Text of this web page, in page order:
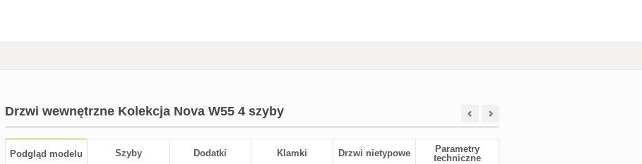
Drzwi wewnętrzne Kolekcja Nova W55 4 szyby
Podgląd modelu Szyby Dodatki Klamki Drzwi nietypowe
Parametry
techniczne